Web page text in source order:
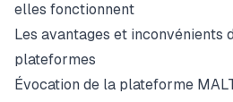
elles fonctionnent
Les avantages et inconvénients
plateformes
Évocation de la plateforme